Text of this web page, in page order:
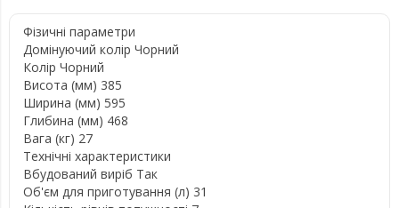
Фізичні параметри
Домінуючий колір Чорний
Колір Чорний
Висота (мм) 385
Ширина (мм) 595
Глибина (мм) 468
Вага (кг) 27
Технічні характеристики
Вбудований виріб Так
Об'єм для приготування (л) 31